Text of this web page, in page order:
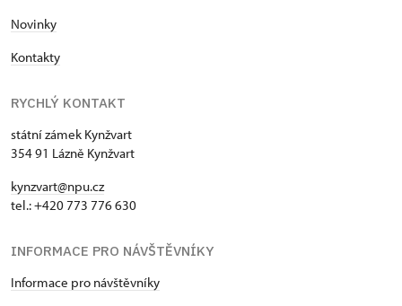
Novinky
Kontakty
RYCHLÝ KONTAKT
státní zámek Kynžvart
354 91 Lázně Kynžvart
kynzvart@npu.cz
tel.: +420 773 776 630
INFORMACE PRO NÁVŠTĚVNÍKY
Informace pro návštěvníky